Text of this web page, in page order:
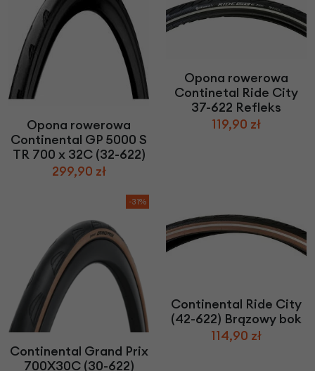
Opona rowerowa
Continental GP 5000 S
TR 700 x 32C (32-622)
299,90 zł
Opona rowerowa
Continetal Ride City
37-622 Refleks
119,90 zł
-31%
Continental Grand Prix
700X30C (30-622)
Continental Ride City
(42-622) Brązowy bok
114,90 zł